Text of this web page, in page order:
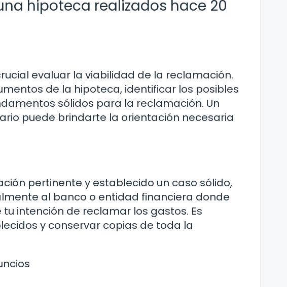
hipoteca realizados hace 20
evaluar la viabilidad de la reclamación.
de la hipoteca, identificar los posibles
sólidos para la reclamación. Un
puede brindarte la orientación necesaria
pertinente y establecido un caso sólido,
al banco o entidad financiera donde
intención de reclamar los gastos. Es
y conservar copias de toda la